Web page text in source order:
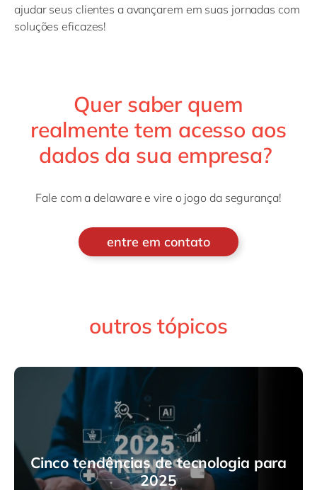
ajudar seus clientes a avançarem em suas jornadas com
soluções eficazes!
Quer saber quem
realmente tem acesso aos
dados da sua empresa?
Fale com a delaware e vire o jogo da segurança!
entre em contato
outros tópicos
Cinco tendências de tecnologia para
2025